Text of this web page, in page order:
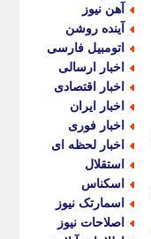
آهن نیوز
آینده روشن
اتومبیل فارسی
اخبار ارسالی
اخبار اقتصادی
اخبار ایران
اخبار فوری
اخبار لحظه ای
استقلال
اسکناس
اسمارتک نیوز
اصلاحات نیوز